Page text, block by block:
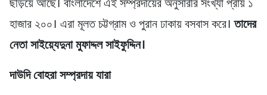
হাজার ২০০। এরা মূলত চট্টগ্রাম ও পুরান ঢাকায় বসবাস করে।তাদের
নেতা সাইয়্যেদুনা মুফাদ্দল সাইফুদ্দিন।
দাউদি বোহরা সম্প্রদায় যারা